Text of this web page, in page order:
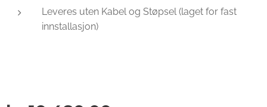
Leveres uten Kabel og Støpsel (laget for fast
innstallasjon)